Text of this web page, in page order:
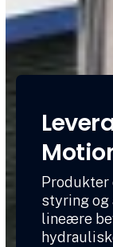
styring og
lineære